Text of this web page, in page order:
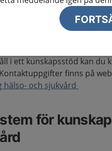
i ett kunskapsstöd kan du
finns på
och sjukvård
för